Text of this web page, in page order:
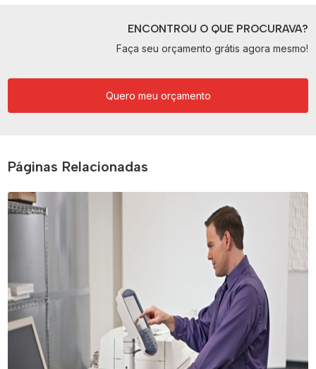
ENCONTROU O QUE PROCURAVA?
Faça seu orçamento grátis agora mesmo!
Quero meu orçamento
Páginas Relacionadas